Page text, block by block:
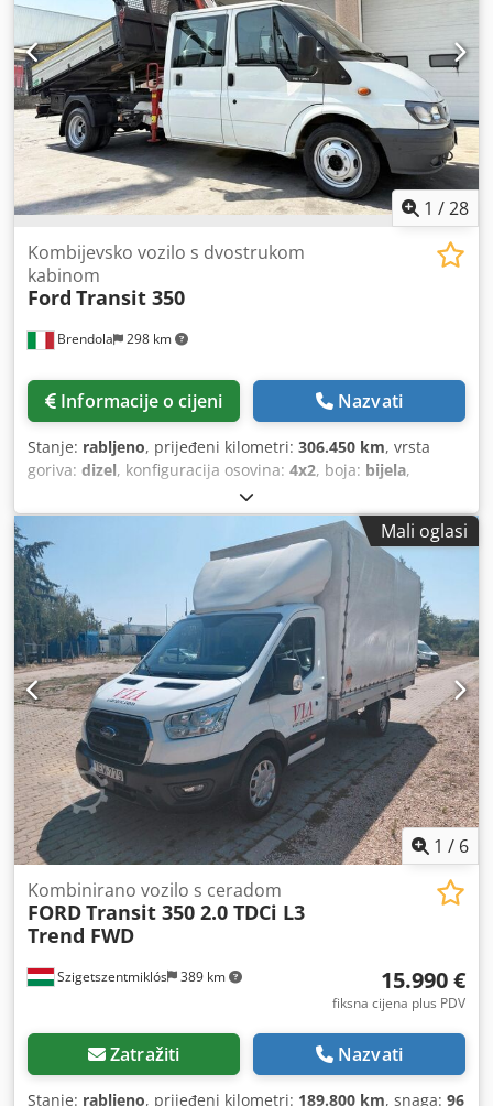
1 /28
Brendola 298 km
Kombijevsko vozilo s dvostrukom
kabinom
Ford Transit 350
Informacije o cijeni Nazvati
Stanje: rabljeno, prijeđeni kilometri: 306.450 km, vrsta
goriva: dizel, konfiguracija osovina: 4x2, boja: bijela,
, broj sjedala:
proizvodnje:2005, Oprema:dizalica, klima uređaj,
Mali oglasi
1 / 6
Szigetszentmiklós 389 km
Kombinirano vozilo s ceradom
FORDTransit 350 2.0 TDCi L3
Trend FWD
15.990 €
fiksna cijena plus PDV
Zatražiti Nazvati
Stanje: rabljeno, prijeđeni kilometri: 189.800 km, snaga: 96